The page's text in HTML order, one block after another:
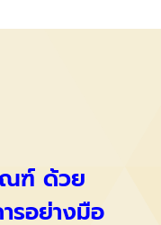
ณฑ์ ด้วย
รอย่างมือ